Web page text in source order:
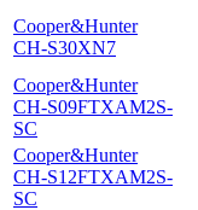
Cooper&Hunter
CH-S30XN7
Cooper&Hunter
CH-S09FTXAM2S-
SC
Cooper&Hunter
CH-S12FTXAM2S-
SC